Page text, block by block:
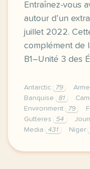
Entraînez-vous
autour d’un
juillet 2022.
complément de
B1–Unité 3 des
Antarctic 79
Banquise
81
Environment
79
Gutteres
54
Media
431 Niger
exercice b1 les